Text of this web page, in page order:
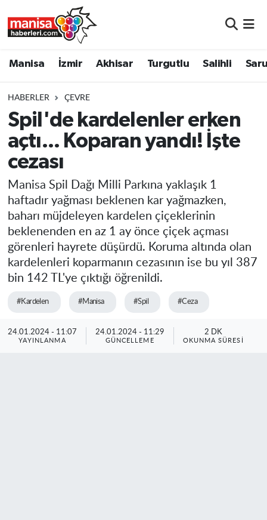
Manisa İzmir Akhisar Turgutlu Salihli
HABERLER ÇEVRE
Spil'de kardelenler erken
açtı... Koparan yandı! İşte
cezası
Manisa Spil Dağı Milli Parkına yaklaşık 1
haftadır yağması beklenen kar yağmazken,
baharı müjdeleyen kardelen çiçeklerinin
beklenenden en az 1 ay önce çiçek açması
görenleri hayrete düşürdü. Koruma altında olan
kardelenleri koparmanın cezasının ise bu yıl 387
bin 142 TL'ye çıktığı öğrenildi.
#Kardelen #Manisa #Spil #Ceza
24.01.2024 - 11:07
YAYINLANMA
24.01.2024 - 11:29
GÜNCELLEME
2 DK
OKUNMA SÜRESI
Turgutlu
Salihli
Saruhanlı
Soma
Resmi İlanlar
Manisa Nöbetçi Eczaneler
Manisa Trafik Yoğunluk Haritası
Süper Lig Puan Durumu ve Fikstür
Tüm Manşetler
Son Dakika Haberleri
Haber Arşivi